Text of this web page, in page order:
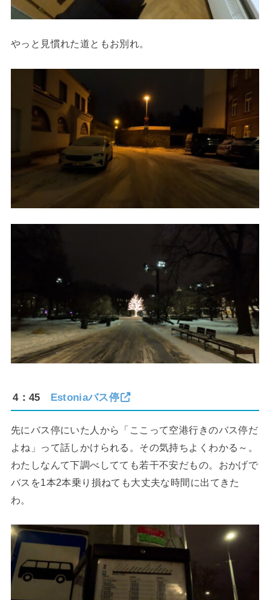
やっと見慣れた道ともお別れ。
4：45 Estoniaバス停
先にバス停にいた人から「ここって空港行きのバス停だ
よね」って話しかけられる。その気持ちよくわかる～。
わたしなんて下調べしてても若干不安だもの。おかげで
バスを1本2本乗り損ねても大丈夫な時間に出てきた
わ。